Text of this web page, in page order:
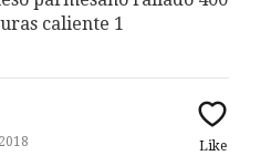
caliente 1
Like